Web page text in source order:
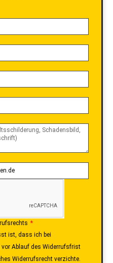
ist, dass ich bei
Ablauf des Widerrufsfrist
Widerrufsrecht verzichte.